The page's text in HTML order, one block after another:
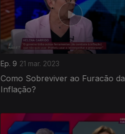
Ep. 9 21 mar. 2023
Como Sobreviver ao Furacão da
Inflação?